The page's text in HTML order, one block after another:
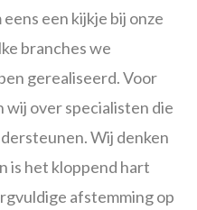
een kijkje bij onze
branches we
gerealiseerd. Voor
wij over specialisten die
Wij denken
is het kloppend hart
afstemming op